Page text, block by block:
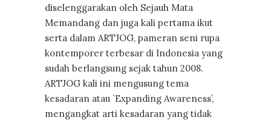
diselenggarakan oleh Sejauh Mata
Memandang dan juga kali pertama ikut
serta dalam ARTJOG, pameran seni rupa
kontemporer terbesar di Indonesia yang
sudah berlangsung sejak tahun 2008.
ARTJOG kali ini mengusung tema
kesadaran atau `Expanding Awareness’,
mengangkat arti kesadaran yang tidak